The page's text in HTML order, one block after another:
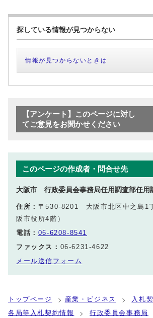
探している情報が見つからない
情報が見つからないときは
【アンケート】このページに対し
てご意見をお聞かせください
このページの作成者・問合せ先
大阪市 行政委員会事務局任用調査部任用
住所： 〒530-8201 大阪市北区中之島1
阪市役所4階）
電話： 06-6208-8541
ファックス： 06-6231-4622
メール送信フォーム
トップページ 産業・ビジネス
入札
各局等入札契約情報
行政委員会事務局